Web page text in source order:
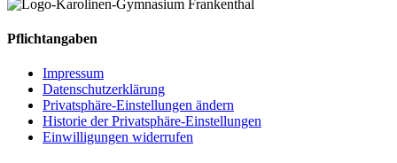
Pflichtangaben
Impressum
Datenschutzerklärung
Privatsphäre-Einstellungen ändern
Historie der Privatsphäre-Einstellungen
Einwilligungen widerrufen